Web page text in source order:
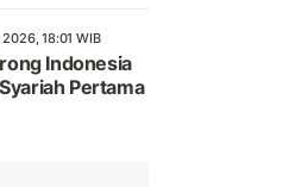
18:01 WIB
Indonesia
Pertama